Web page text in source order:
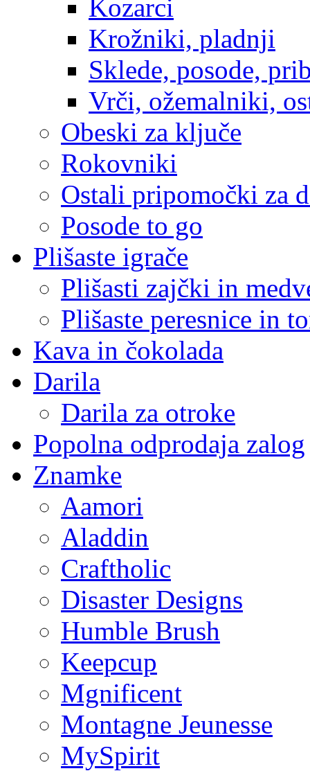
Kozarci
Krožniki, pladnji
Sklede, posode,
Vrči, ožemalniki,
Obeski za ključe
Rokovniki
Ostali pripomočki za
Posode to go
Plišaste igrače
Plišasti zajčki in
Plišaste peresnice in
Kava in čokolada
Darila
Darila za otroke
Popolna odprodaja zalog
Znamke
Aamori
Aladdin
Craftholic
Disaster Designs
Humble Brush
Keepcup
Mgnificent
Montagne Jeunesse
MySpirit